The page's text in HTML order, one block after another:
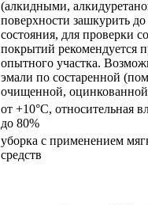
(алкидными,
поверхности зашкурить
состояния, для проверки
покрытий рекомендуется
опытного участка.
эмали по состаренной
очищенной, оцинкованной
от +10°С, относительная
до 80%
уборка с применением
средств